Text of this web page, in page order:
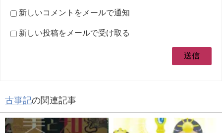
新しいコメントをメールで通知
新しい投稿をメールで受け取る
古事記の関連記事